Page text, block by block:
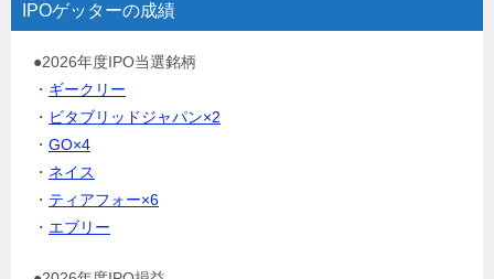
IPOゲッターの成績
●2026年度IPO当選銘柄
・ ギークリー
・ ビタブリッドジャパン×2
・ GO×4
・ ネイス
・ ティアフォー×6
・ エブリー